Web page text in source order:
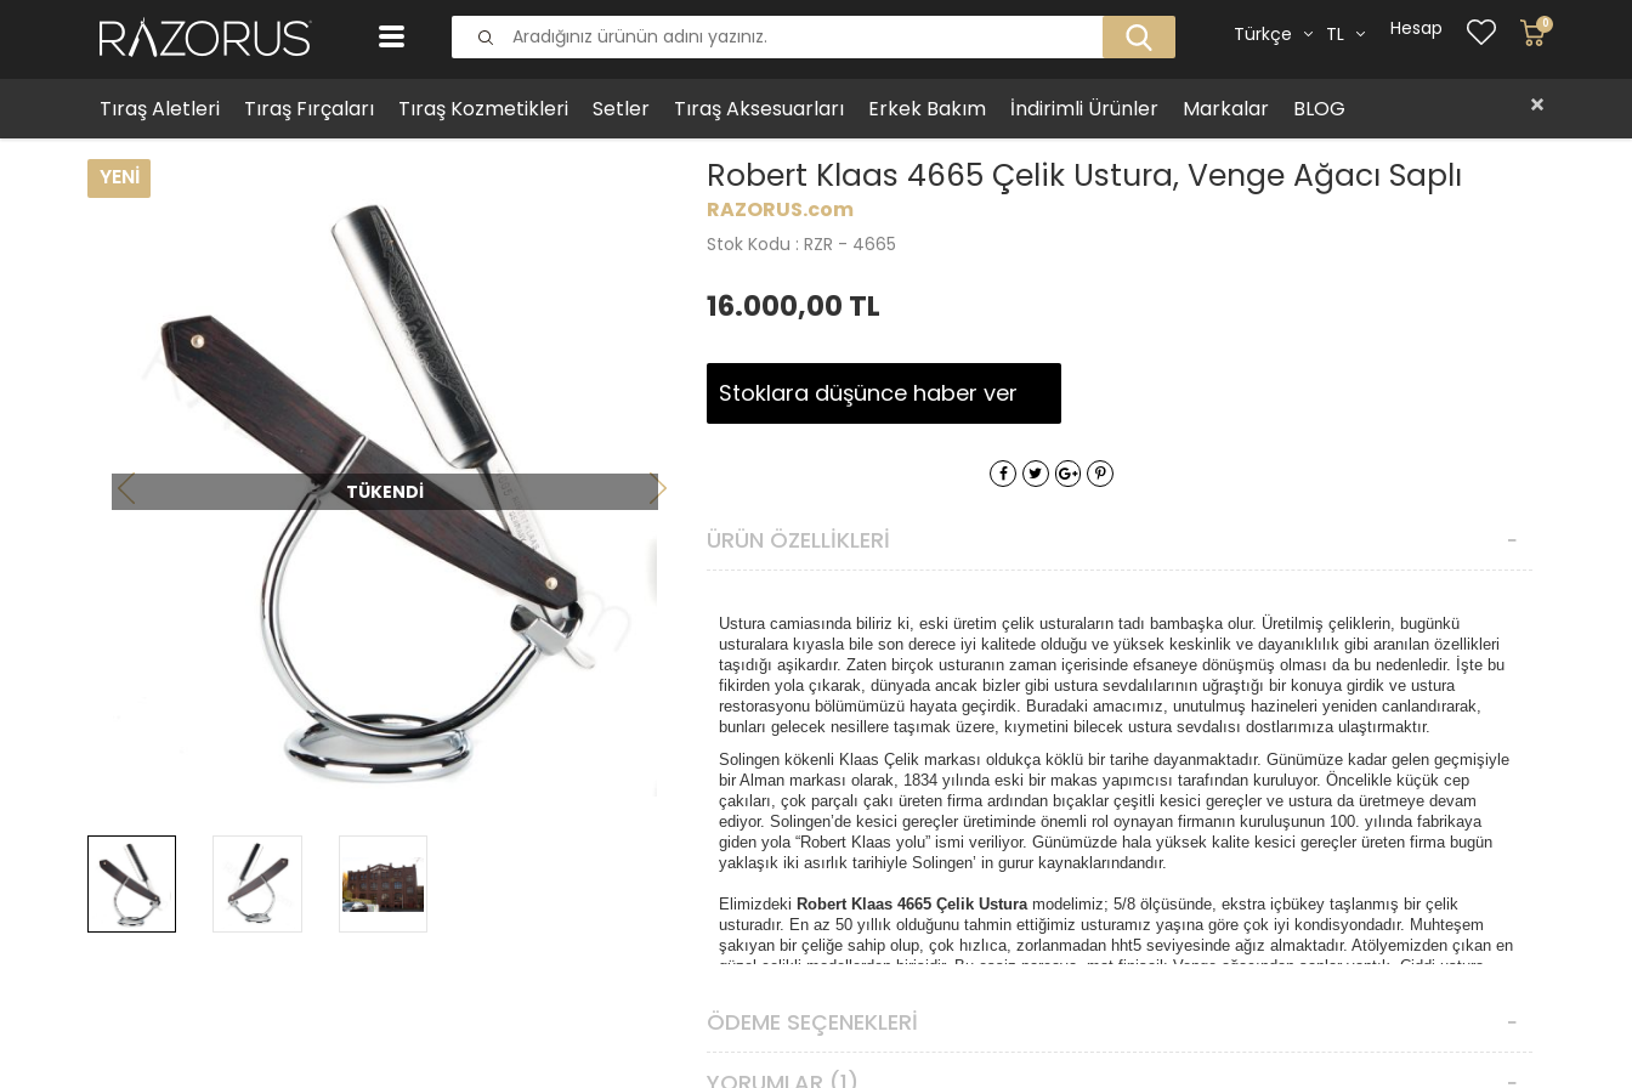
Tıraş Aletleri Tıraş Fırçaları Tıraş Kozmetikleri Setler Tıraş Aksesuarları Erkek Bakım İndirimli Ürünler Markalar BLOG
0
Hesap
TL
Türkçe
Tıraş Aletleri Restore Usturalar Robert Klaas 4665 Çelik Ustura, Venge Ağacı Saplı
YENI
TÜKENDI
Robert Klaas 4665 Çelik Ustura, Venge Ağacı Saplı
RAZORUS.com
Stok Kodu : RZR - 4665
16.000,00 TL
Stoklara düşünce haber ver
ÜRÜN ÖZELLIKLERI
Ustura camiasında biliriz ki, eski üretim çelik usturaların tadı bambaşka olur. Üretilmiş çeliklerin, bugünkü
usturalara kıyasla bile son derece iyi kalitede olduğu ve yüksek keskinlik ve dayanıklılık gibi aranılan özellikleri
taşıdığı aşikardır. Zaten birçok usturanın zaman içerisinde efsaneye dönüşmüş olması da bu nedenledir. İşte bu
fikirden yola çıkarak, dünyada ancak bizler gibi ustura sevdalılarının uğraştığı bir konuya girdik ve ustura
restorasyonu bölümümüzü hayata geçirdik. Buradaki amacımız, unutulmuş hazineleri yeniden canlandırarak,
bunları gelecek nesillere taşımak üzere, kıymetini bilecek ustura sevdalısı dostlarımıza ulaştırmaktır.
Solingen kökenli Klaas Çelik markası oldukça köklü bir tarihe dayanmaktadır. Günümüze kadar gelen geçmişiyle
bir Alman markası olarak, 1834 yılında eski bir makas yapımcısı tarafından kuruluyor. Öncelikle küçük cep
çakıları, çok parçalı çakı üreten firma ardından bıçaklar çeşitli kesici gereçler ve ustura da üretmeye devam
ediyor. Solingen’de kesici gereçler üretiminde önemli rol oynayan firmanın kuruluşunun 100. yılında fabrikaya
giden yola “Robert Klaas yolu” ismi veriliyor. Günümüzde hala yüksek kalite kesici gereçler üreten firma bugün
yaklaşık iki asırlık tarihiyle Solingen’ in gurur kaynaklarındandır.
Elimizdeki Robert Klaas 4665 Çelik Ustura modelimiz; 5/8 ölçüsünde, ekstra içbükey taşlanmış bir çelik
usturadır. En az 50 yıllık olduğunu tahmin ettiğimiz usturamız yaşına göre çok iyi kondisyondadır. Muhteşem
şakıyan bir çeliğe sahip olup, çok hızlıca, zorlanmadan hht5 seviyesinde ağız almaktadır. Atölyemizden çıkan en
güzel çelikli modellerden birisidir. Bu eşsiz parçaya, mat finisajlı Venge ağacından saplar yaptık. Ciddi ustura
Usturamız polisajlanmış, kayışlanmış, dezenfekte edilmiş ve koruma amaçlı yağlanmıştır. Paketten çıkarıldığı
haliyle tıraşa hazırdır. Usturalar özel ilgi ve bakım isterler. Keskin ağız mutlaka darbelerden veya sürtünmelerden
bırakılmaması gereken usturanız, uzun süre kullanmayacağı zamanlarda mutlaka ince bir yağ tabakasıyla
ÖDEME SEÇENEKLERI